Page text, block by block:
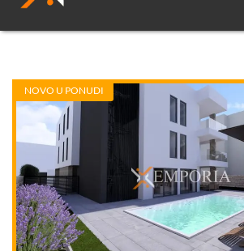
NOVO U PONUDI